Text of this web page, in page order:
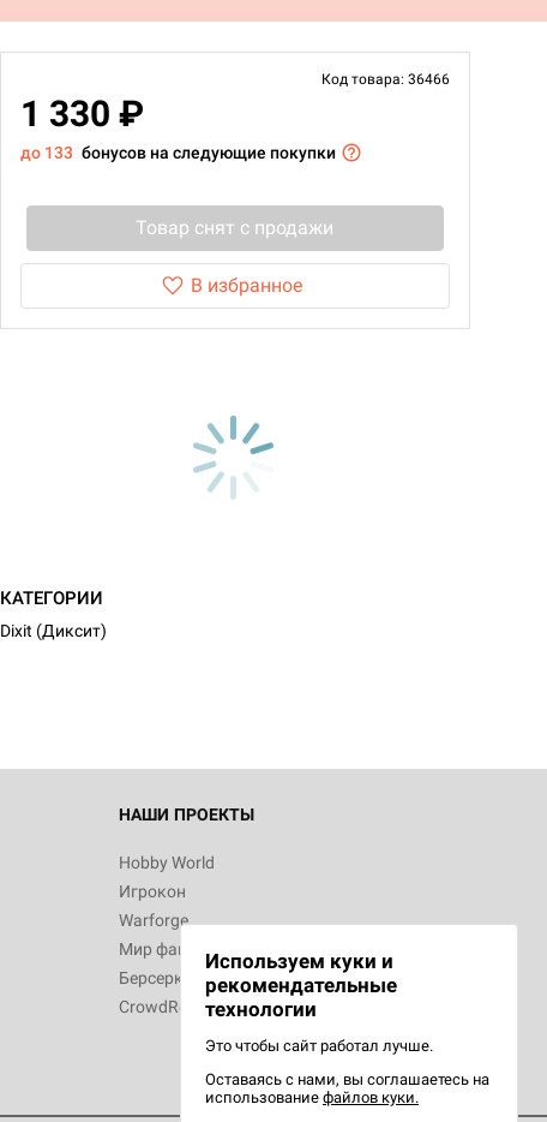
Код товара: 36466
1 330 ₽
до 133 бонусов на следующие покупки
Товар снят с продажи
В избранное
КАТЕГОРИИ
Dixit (Диксит)
НАШИ ПРОЕКТЫ
Hobby World
Игрокон
Warforge
Мир фантастики
Берсерк
CrowdRepublic
Используем куки и
рекомендательные
технологии
Это чтобы сайт работал лучше.
Оставаясь с нами, вы соглашаетесь на
использование файлов куки.